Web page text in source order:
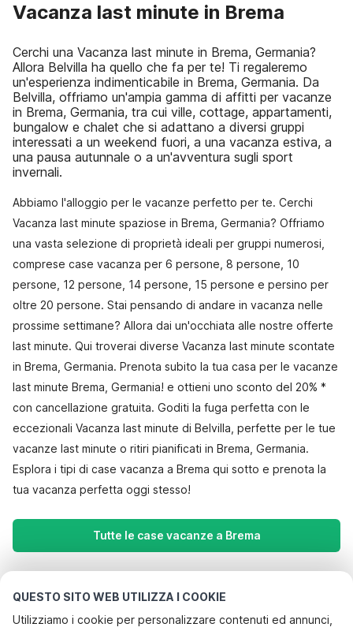
QUESTO SITO WEB UTILIZZA I COOKIE
Utilizziamo i cookie per personalizzare contenuti ed annunci,
Vacanza last minute in Brema
Cerchi una Vacanza last minute in Brema, Germania?
Allora Belvilla ha quello che fa per te! Ti regaleremo
un'esperienza indimenticabile in Brema, Germania. Da
Belvilla, offriamo un'ampia gamma di affitti per vacanze
in Brema, Germania, tra cui ville, cottage, appartamenti,
bungalow e chalet che si adattano a diversi gruppi
interessati a un weekend fuori, a una vacanza estiva, a
una pausa autunnale o a un'avventura sugli sport
invernali.
Abbiamo l'alloggio per le vacanze perfetto per te. Cerchi
Vacanza last minute spaziose in Brema, Germania? Offriamo
una vasta selezione di proprietà ideali per gruppi numerosi,
comprese case vacanza per 6 persone, 8 persone, 10
persone, 12 persone, 14 persone, 15 persone e persino per
oltre 20 persone. Stai pensando di andare in vacanza nelle
prossime settimane? Allora dai un'occhiata alle nostre offerte
last minute. Qui troverai diverse Vacanza last minute scontate
in Brema, Germania. Prenota subito la tua casa per le vacanze
last minute Brema, Germania! e ottieni uno sconto del 20% *
con cancellazione gratuita. Goditi la fuga perfetta con le
eccezionali Vacanza last minute di Belvilla, perfette per le tue
vacanze last minute o ritiri pianificati in Brema, Germania.
Esplora i tipi di case vacanza a Brema qui sotto e prenota la
tua vacanza perfetta oggi stesso!
Tutte le case vacanze a Brema
Le destinazioni più popolari per le
vacanze